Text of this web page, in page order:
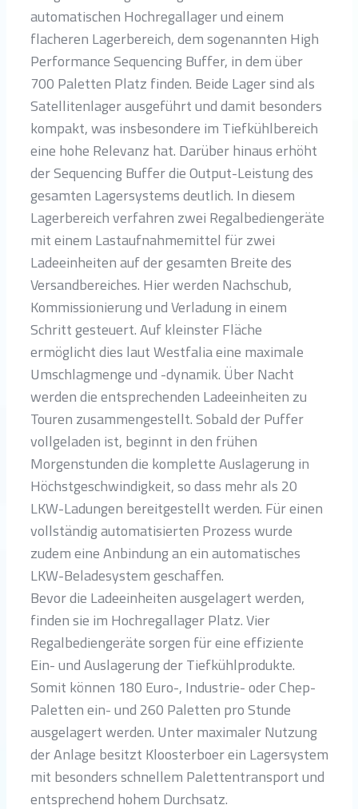
automatischen Hochregallager und einem
flacheren Lagerbereich, dem sogenannten High
Performance Sequencing Buffer, in dem über
700 Paletten Platz finden. Beide Lager sind als
Satellitenlager ausgeführt und damit besonders
kompakt, was insbesondere im Tiefkühlbereich
eine hohe Relevanz hat. Darüber hinaus erhöht
der Sequencing Buffer die Output-Leistung des
gesamten Lagersystems deutlich. In diesem
Lagerbereich verfahren zwei Regalbediengeräte
mit einem Lastaufnahmemittel für zwei
Ladeeinheiten auf der gesamten Breite des
Versandbereiches. Hier werden Nachschub,
Kommissionierung und Verladung in einem
Schritt gesteuert. Auf kleinster Fläche
ermöglicht dies laut Westfalia eine maximale
Umschlagmenge und -dynamik. Über Nacht
werden die entsprechenden Ladeeinheiten zu
Touren zusammengestellt. Sobald der Puffer
vollgeladen ist, beginnt in den frühen
Morgenstunden die komplette Auslagerung in
Höchstgeschwindigkeit, so dass mehr als 20
LKW-Ladungen bereitgestellt werden. Für einen
vollständig automatisierten Prozess wurde
zudem eine Anbindung an ein automatisches
LKW-Beladesystem geschaffen.
Bevor die Ladeeinheiten ausgelagert werden,
finden sie im Hochregallager Platz. Vier
Regalbediengeräte sorgen für eine effiziente
Ein- und Auslagerung der Tiefkühlprodukte.
Somit können 180 Euro-, Industrie- oder Chep-
Paletten ein- und 260 Paletten pro Stunde
ausgelagert werden. Unter maximaler Nutzung
der Anlage besitzt Kloosterboer ein Lagersystem
mit besonders schnellem Palettentransport und
entsprechend hohem Durchsatz.